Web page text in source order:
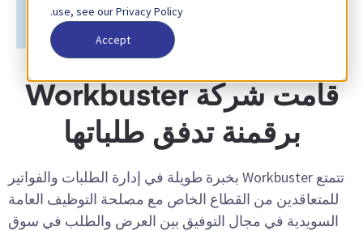
use, see our Privacy Policy.
Accept
قامت شركة Workbuster
برقمنة تدفق طلباتها
تتمتع Workbuster بخبرة طويلة في إدارة الطلبات والفواتير
للمتعاقدين من القطاع الخاص مع مصلحة التوظيف العامة
السويدية في مجال التوفيق بين العرض والطلب في سوق